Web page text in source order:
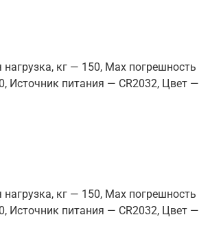
кг — 150, Max погрешность
Источник питания — CR2032, Цвет —
кг — 150, Max погрешность
Источник питания — CR2032, Цвет —